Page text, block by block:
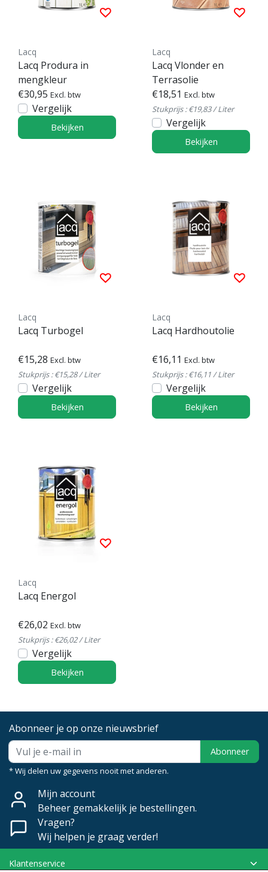
Lacq
Lacq Produra in
mengkleur
€30,95 Excl. btw
Vergelijk
Bekijken
Lacq
Lacq Vlonder en
Terrasolie
€18,51 Excl. btw
Stukprijs : €19,83 / Liter
Vergelijk
Bekijken
Lacq
Lacq Turbogel
€15,28 Excl. btw
Stukprijs : €15,28 / Liter
Vergelijk
Bekijken
Lacq
Lacq Hardhoutolie
€16,11 Excl. btw
Stukprijs : €16,11 / Liter
Vergelijk
Bekijken
Lacq
Lacq Energol
€26,02 Excl. btw
Stukprijs : €26,02 / Liter
Vergelijk
Bekijken
Abonneer je op onze nieuwsbrief
Abonneer
* Wij delen uw gegevens nooit met anderen.
Mijn account
Beheer gemakkelijk je bestellingen.
Vragen?
Wij helpen je graag verder!
Klantenservice